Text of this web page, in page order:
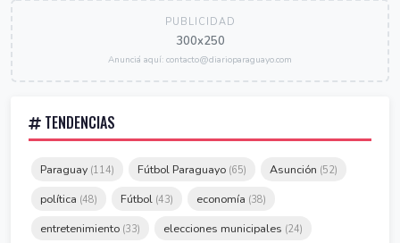
PUBLICIDAD
300x250
Anunciá aquí: contacto@diarioparaguayo.com
TENDENCIAS
Paraguay (114) Fútbol Paraguayo (65) Asunción (52)
política (48) Fútbol (43) economía (38)
entretenimiento (33) elecciones municipales (24)